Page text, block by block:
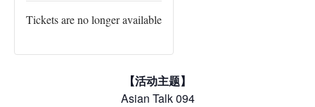
Tickets are no longer available
【活动主题】
Asian Talk 094